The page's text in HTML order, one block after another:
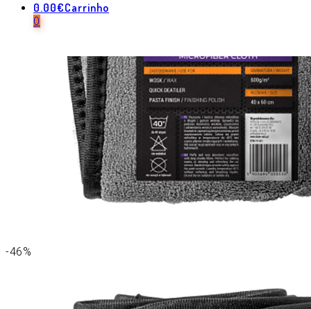
0.00€Carrinho
0
-46%